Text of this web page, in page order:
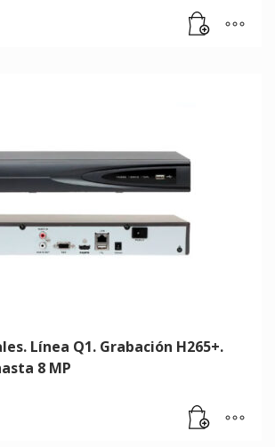
Línea Q1. Grabación H265+.
8 MP